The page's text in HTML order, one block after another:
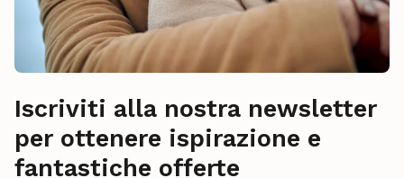
Iscriviti alla nostra newsletter
per ottenere ispirazione e
fantastiche offerte